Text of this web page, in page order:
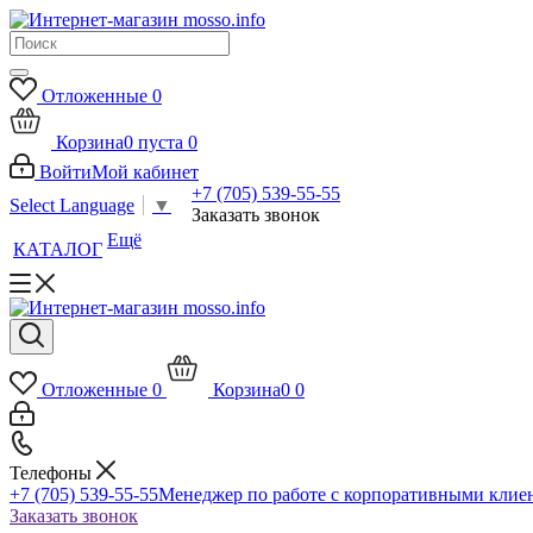
Отложенные 0
Корзина0 пуста 0
ВойтиМой кабинет
Select Language
▼
+7 (705) 539-55-55
Заказать звонок
КАТАЛОГ Ещё
Отложенные 0 Корзина0 0
Телефоны
+7 (705) 539-55-55Менеджер по работе с корпоративными
Заказать звонок